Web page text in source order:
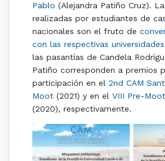
Pablo (Alejandra Patiño Cruz).
realizadas por estudiantes de
nacionales son el fruto de
con las respectivas universidades
las pasantías de Candela
Patiño corresponden a premios
participación en el 2nd CAM
Moot(2021) y en el VIII Pre-
(2020), respectivamente.